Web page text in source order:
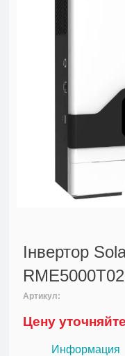
Інвертор
RME5000T02
Артикул:
Цену
Информация